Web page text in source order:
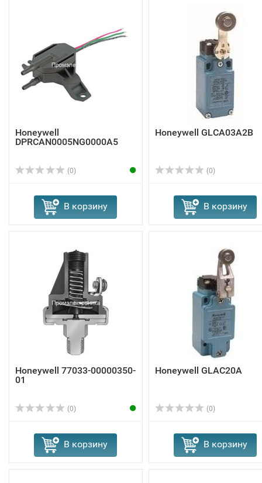
Honeywell
DPRCAN0005NG0000A5
(0)
В корзину
Honeywell GLCA03A2B
(0)
В корзину
Honeywell 77033-00000350-
01
(0)
В корзину
Honeywell GLAC20A
(0)
В корзину